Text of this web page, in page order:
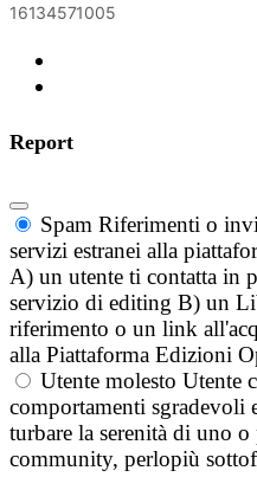
16134571005
Report
Spam Riferimenti o
servizi estranei alla
A) un utente ti contatta in
servizio di editing B) un
riferimento o un link
alla Piattaforma Edizioni
Utente molesto Utente
comportamenti sgradevoli
turbare la serenità di uno
community, perlopiù